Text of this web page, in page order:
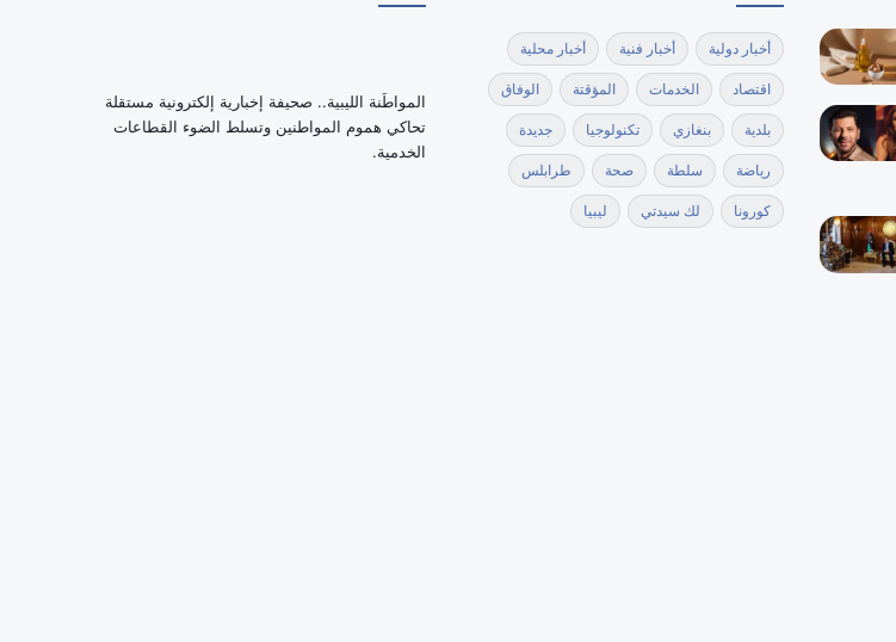
دينار في تعاملات الثلاثاء.
أخبار دولية أخبار فنية أخبار محلية
اقتصاد الخدمات المؤقتة الوفاق
بلدية بنغازي تكنولوجيا جديدة
رياضة سلطة صحة طرابلس
كورونا لك سيدتي ليبيا
‏المواطَنة الليبية.. صحيفة إخبارية إلكترونية مستقلة
تحاكي هموم المواطنين وتسلط الضوء القطاعات
الخدمية.